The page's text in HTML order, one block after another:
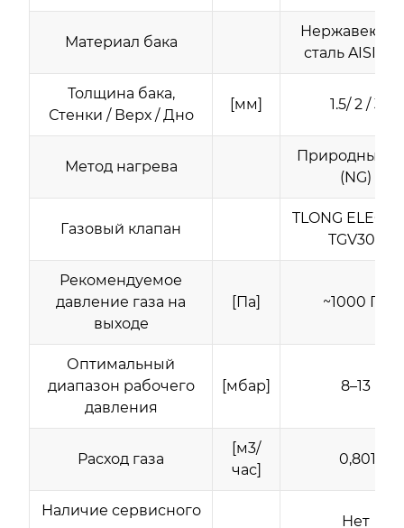
Материал бака
сталь AISI
Толщина бака,
Стенки / Верх / Дно
[мм] 1.5/ 2 / 3
Метод нагрева
Природный
(NG)
Газовый клапан
TLONG
TGV307
Рекомендуемое
давление газа на
выходе
[Па] ~1000 Па
Оптимальный
диапазон рабочего
давления
[мбар] 8–13
Расход газа
[м3/
час]
0,801
Наличие сервисного
Нет